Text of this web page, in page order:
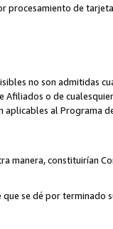
procesamiento de
no son admitidas
Afiliados o de
aplicables al Programa
manera, constituirían
que se dé por terminado